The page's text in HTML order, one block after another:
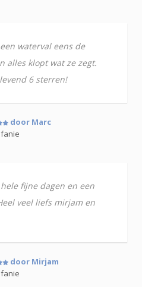
waterval eens de
alles klopt wat ze zegt.
6 sterren!
door Marc
fijne dagen en een
veel liefs mirjam en
door Mirjam